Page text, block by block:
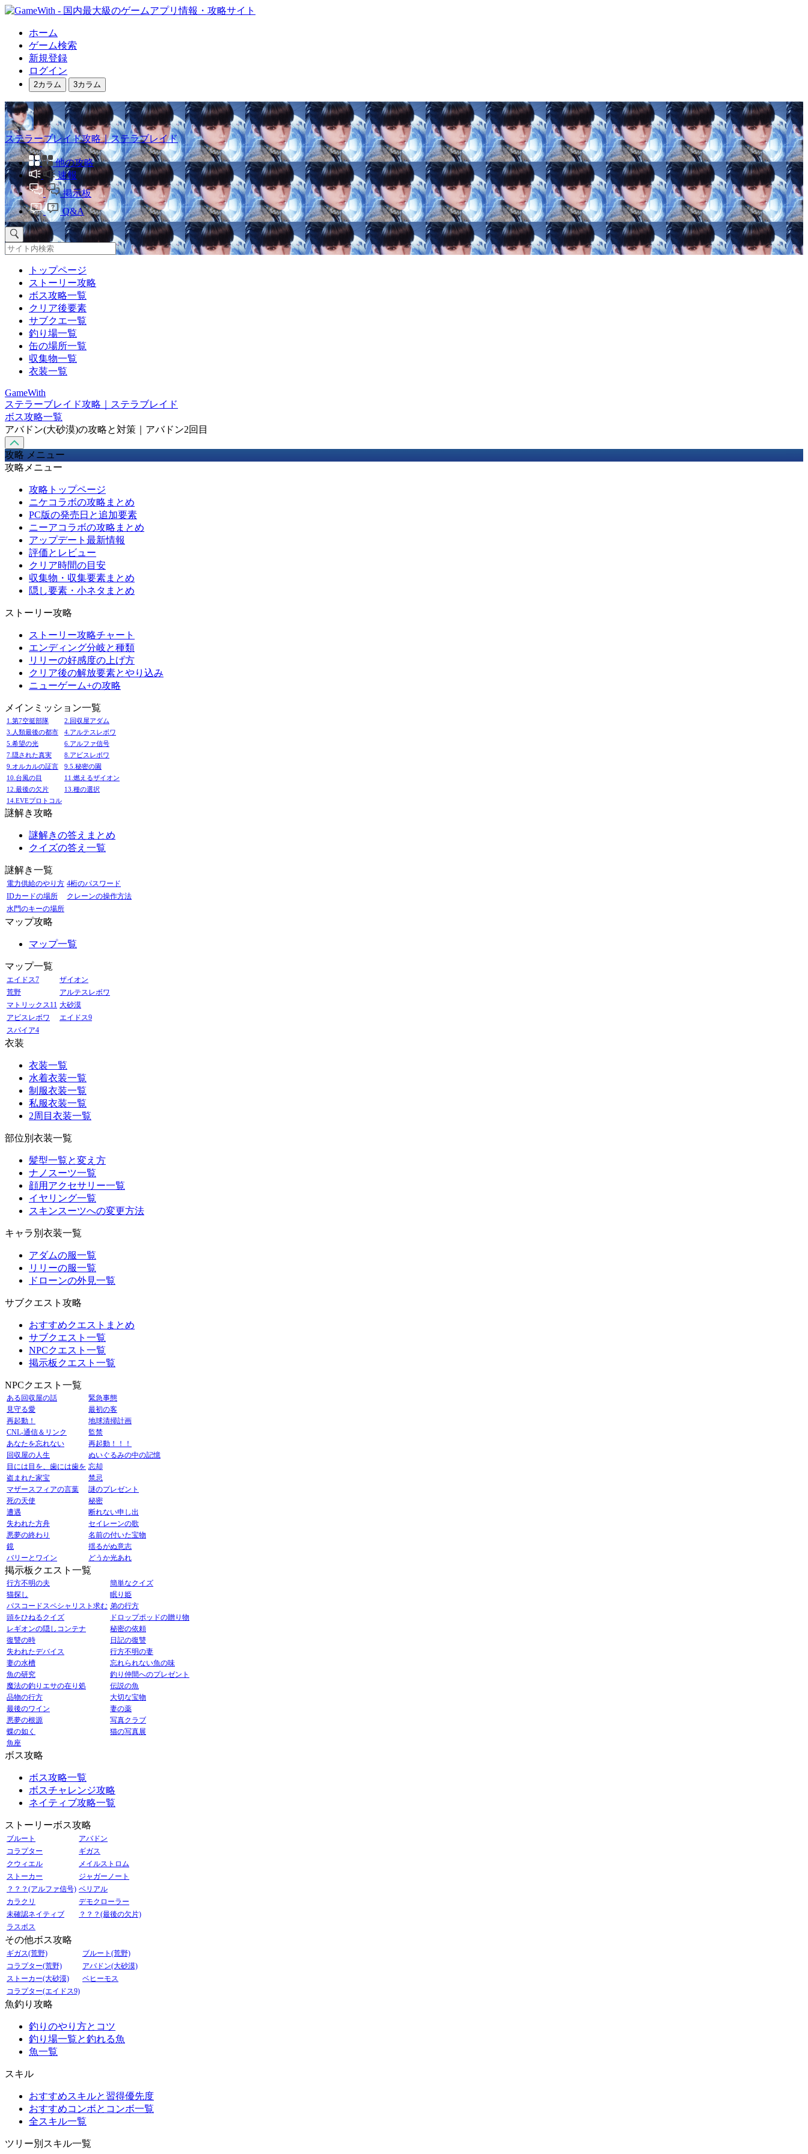
ホーム
ゲーム検索
新規登録
ログイン
2カラム 3カラム
ステラーブレイド攻略｜ステラブレイド
他の攻略
速報
掲示板
Q&A
トップページ
ストーリー攻略
ボス攻略一覧
クリア後要素
サブクエ一覧
釣り場一覧
缶の場所一覧
収集物一覧
衣装一覧
GameWith
ステラーブレイド攻略｜ステラブレイド
ボス攻略一覧
アバドン(大砂漠)の攻略と対策｜アバドン2回目
攻略 メニュー
攻略メニュー
攻略トップページ
ニケコラボの攻略まとめ
PC版の発売日と追加要素
ニーアコラボの攻略まとめ
アップデート最新情報
評価とレビュー
クリア時間の目安
収集物・収集要素まとめ
隠し要素・小ネタまとめ
ストーリー攻略
ストーリー攻略チャート
エンディング分岐と種類
リリーの好感度の上げ方
クリア後の解放要素とやり込み
ニューゲーム+の攻略
メインミッション一覧
1.第7空挺部隊
2.回収屋アダム
3.人類最後の都市
4.アルテスレボワ
5.希望の光
6.アルファ信号
7.隠された真実
8.アビスレボワ
9.オルカルの証言
9.5.秘密の園
10.台風の目
11.燃えるザイオン
12.最後の欠片
13.種の選択
14.EVEプロトコル
謎解き攻略
謎解きの答えまとめ
クイズの答え一覧
謎解き一覧
電力供給のやり方 4桁のパスワード
IDカードの場所
クレーンの操作方法
水門のキーの場所
マップ攻略
マップ一覧
マップ一覧
エイドス7
ザイオン
荒野
アルテスレボワ
マトリックス11 大砂漠
アビスレボワ
エイドス9
スパイア4
衣装
衣装一覧
水着衣装一覧
制服衣装一覧
私服衣装一覧
2周目衣装一覧
部位別衣装一覧
髪型一覧と変え方
ナノスーツ一覧
顔用アクセサリー一覧
イヤリング一覧
スキンスーツへの変更方法
キャラ別衣装一覧
アダムの服一覧
リリーの服一覧
ドローンの外見一覧
サブクエスト攻略
おすすめクエストまとめ
サブクエスト一覧
NPCクエスト一覧
掲示板クエスト一覧
NPCクエスト一覧
ある回収屋の話
緊急事態
見守る愛
最初の客
再起動！
地球清掃計画
CNL-通信＆リンク
監禁
あなたを忘れない
再起動！！！
回収屋の人生
ぬいぐるみの中の記憶
目には目を、歯には歯を 忘却
盗まれた家宝
禁忌
マザースフィアの言葉
謎のプレゼント
死の天使
秘密
遭遇
断れない申し出
失われた方舟
セイレーンの歌
悪夢の終わり
名前の付いた宝物
鏡
揺るがぬ意志
バリーとワイン
どうか光あれ
掲示板クエスト一覧
行方不明の夫
簡単なクイズ
猫探し
眠り姫
パスコードスペシャリスト求む 弟の行方
頭をひねるクイズ
ドロップポッドの贈り物
レギオンの隠しコンテナ
秘密の依頼
復讐の時
日記の復讐
失われたデバイス
行方不明の妻
妻の水槽
忘れられない魚の味
魚の研究
釣り仲間へのプレゼント
魔法の釣りエサの在り処
伝説の魚
品物の行方
大切な宝物
最後のワイン
妻の薬
悪夢の根源
写真クラブ
蝶の如く
猫の写真展
魚座
ボス攻略
ボス攻略一覧
ボスチャレンジ攻略
ネイティブ攻略一覧
ストーリーボス攻略
ブルート
アバドン
コラプター
ギガス
クウィエル
メイルストロム
ストーカー
ジャガーノート
？？？(アルファ信号) ベリアル
カラクリ
デモクローラー
未確認ネイティブ
？？？(最後の欠片)
ラスボス
その他ボス攻略
ギガス(荒野)
ブルート(荒野)
コラプター(荒野)
アバドン(大砂漠)
ストーカー(大砂漠)
ベヒーモス
コラプター(エイドス9)
魚釣り攻略
釣りのやり方とコツ
釣り場一覧と釣れる魚
魚一覧
スキル
おすすめスキルと習得優先度
おすすめコンボとコンボ一覧
全スキル一覧
ツリー別スキル一覧